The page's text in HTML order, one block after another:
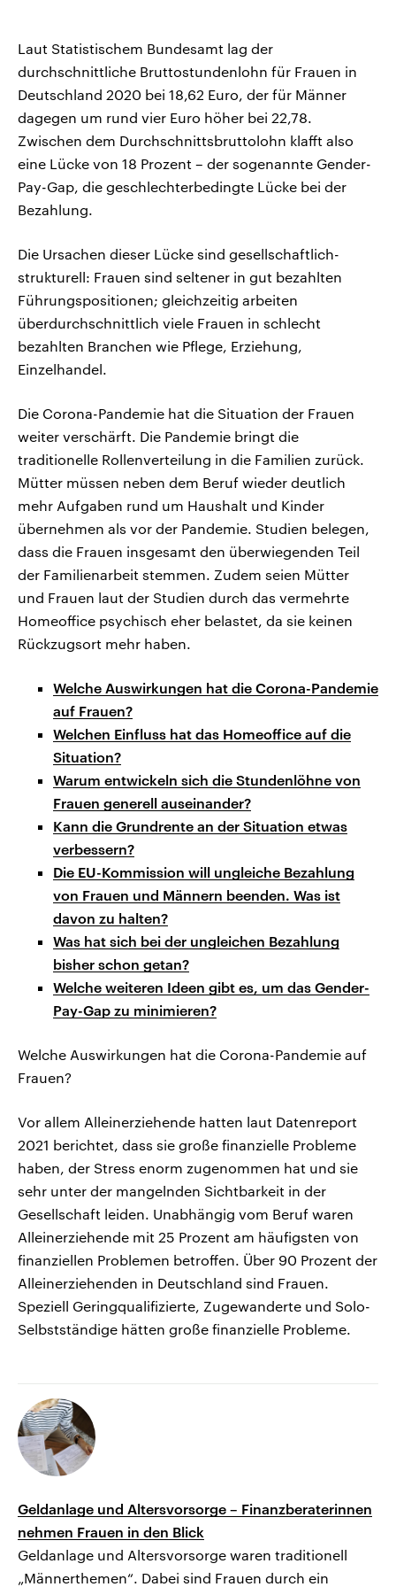
Laut Statistischem Bundesamt lag der
durchschnittliche Bruttostundenlohn für Frauen in
Deutschland 2020 bei 18,62 Euro, der für Männer
dagegen um rund vier Euro höher bei 22,78.
Zwischen dem Durchschnittsbruttolohn klafft also
eine Lücke von 18 Prozent – der sogenannte Gender-
Pay-Gap, die geschlechterbedingte Lücke bei der
Bezahlung.
Die Ursachen dieser Lücke sind gesellschaftlich-
strukturell: Frauen sind seltener in gut bezahlten
Führungspositionen; gleichzeitig arbeiten
überdurchschnittlich viele Frauen in schlecht
bezahlten Branchen wie Pflege, Erziehung,
Einzelhandel.
Die Corona-Pandemie hat die Situation der Frauen
weiter verschärft. Die Pandemie bringt die
traditionelle Rollenverteilung in die Familien zurück.
Mütter müssen neben dem Beruf wieder deutlich
mehr Aufgaben rund um Haushalt und Kinder
übernehmen als vor der Pandemie. Studien belegen,
dass die Frauen insgesamt den überwiegenden Teil
der Familienarbeit stemmen. Zudem seien Mütter
und Frauen laut der Studien durch das vermehrte
Homeoffice psychisch eher belastet, da sie keinen
Rückzugsort mehr haben.
Welche Auswirkungen hat die Corona-Pandemie
auf Frauen?
Welchen Einfluss hat das Homeoffice auf die
Situation?
Warum entwickeln sich die Stundenlöhne von
Frauen generell auseinander?
Kann die Grundrente an der Situation etwas
verbessern?
Die EU-Kommission will ungleiche Bezahlung
von Frauen und Männern beenden. Was ist
davon zu halten?
Was hat sich bei der ungleichen Bezahlung
bisher schon getan?
Welche weiteren Ideen gibt es, um das Gender-
Pay-Gap zu minimieren?
Welche Auswirkungen hat die Corona-Pandemie auf
Frauen?
Vor allem Alleinerziehende hatten laut Datenreport
2021 berichtet, dass sie große finanzielle Probleme
haben, der Stress enorm zugenommen hat und sie
sehr unter der mangelnden Sichtbarkeit in der
Gesellschaft leiden. Unabhängig vom Beruf waren
Alleinerziehende mit 25 Prozent am häufigsten von
finanziellen Problemen betroffen. Über 90 Prozent der
Alleinerziehenden in Deutschland sind Frauen.
Speziell Geringqualifizierte, Zugewanderte und Solo-
Selbstständige hätten große finanzielle Probleme.
Geldanlage und Altersvorsorge – Finanzberaterinnen
nehmen Frauen in den Blick
Geldanlage und Altersvorsorge waren traditionell
„Männerthemen“. Dabei sind Frauen durch ein